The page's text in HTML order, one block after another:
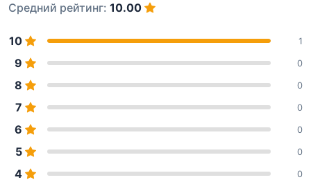
Средний рейтинг: 10.00
10 1
9 0
8 0
7 0
6 0
5 0
4 0